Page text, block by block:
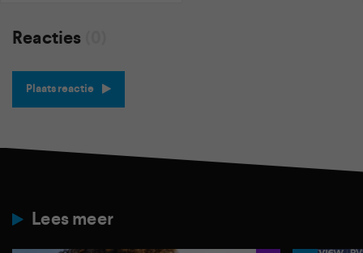
Reacties
Plaats reactie
Lees meer